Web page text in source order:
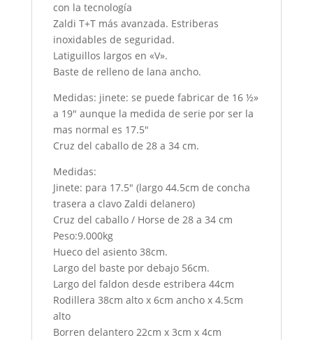
con la tecnología
Zaldi T+T más avanzada. Estriberas
inoxidables de seguridad.
Latiguillos largos en «V».
Baste de relleno de lana ancho.
Medidas: jinete: se puede fabricar de 16 ½»
a 19″ aunque la medida de serie por ser la
mas normal es 17.5″
Cruz del caballo de 28 a 34 cm.
Medidas:
Jinete: para 17.5″ (largo 44.5cm de concha
trasera a clavo Zaldi delanero)
Cruz del caballo / Horse de 28 a 34 cm
Peso:9.000kg
Hueco del asiento 38cm.
Largo del baste por debajo 56cm.
Largo del faldon desde estribera 44cm
Rodillera 38cm alto x 6cm ancho x 4.5cm
alto
Borren delantero 22cm x 3cm x 4cm